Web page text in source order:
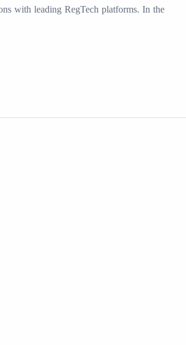
with leading RegTech platforms. In the